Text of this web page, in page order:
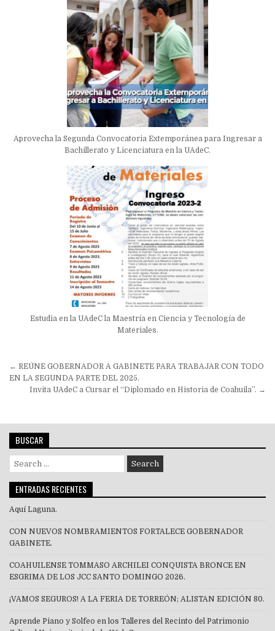
Aprovecha la Segunda Convocatoria Extemporánea para Ingresar a
Bachillerato y Licenciatura en la UAdeC.
Estudia en la UAdeC la Maestría en Ciencia y Tecnología de
Materiales.
Navegación
de
entradas
← REÚNE GOBERNADOR A GABINETE PARA TRABAJAR CON TODO
EN LA SEGUNDA PARTE DEL 2025.
Invita UAdeC a Cursar el “Diplomado en Historia de Coahuila”. →
BUSCAR
Search
for:
ENTRADAS RECIENTES
Aquí Laguna.
CON NUEVOS NOMBRAMIENTOS FORTALECE GOBERNADOR
GABINETE.
COAHUILENSE TOMMASO ARCHILEI CONQUISTA BRONCE EN
ESGRIMA DE LOS JCC SANTO DOMINGO 2026.
¡VAMOS SEGUROS! A LA FERIA DE TORREÓN; ALISTAN EDICIÓN 80.
Aprende Piano y Solfeo en los Talleres del Recinto del Patrimonio